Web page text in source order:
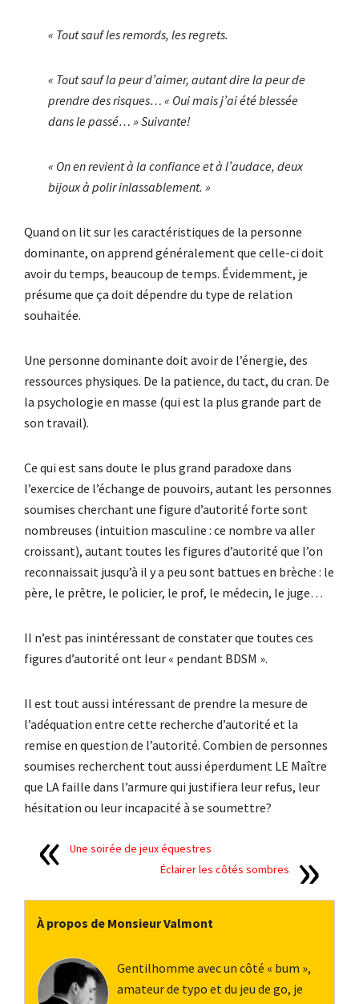
« Tout sauf les remords, les regrets.
« Tout sauf la peur d’aimer, autant dire la peur de
prendre des risques… « Oui mais j’ai été blessée
dans le passé… » Suivante!
« On en revient à la confiance et à l’audace, deux
bijoux à polir inlassablement. »
Quand on lit sur les caractéristiques de la personne
dominante, on apprend généralement que celle-ci doit
avoir du temps, beaucoup de temps. Évidemment, je
présume que ça doit dépendre du type de relation
souhaitée.
Une personne dominante doit avoir de l’énergie, des
ressources physiques. De la patience, du tact, du cran. De
la psychologie en masse (qui est la plus grande part de
son travail).
Ce qui est sans doute le plus grand paradoxe dans
l’exercice de l’échange de pouvoirs, autant les personnes
soumises cherchant une figure d’autorité forte sont
nombreuses (intuition masculine : ce nombre va aller
croissant), autant toutes les figures d’autorité que l’on
reconnaissait jusqu’à il y a peu sont battues en brèche : le
père, le prêtre, le policier, le prof, le médecin, le juge…
Il n’est pas inintéressant de constater que toutes ces
figures d’autorité ont leur « pendant BDSM ».
Il est tout aussi intéressant de prendre la mesure de
l’adéquation entre cette recherche d’autorité et la
remise en question de l’autorité. Combien de personnes
soumises recherchent tout aussi éperdument LE Maître
que LA faille dans l’armure qui justifiera leur refus, leur
hésitation ou leur incapacité à se soumettre?
Une soirée de jeux équestres
Éclairer les côtés sombres
À propos de Monsieur Valmont
Gentilhomme avec un côté « bum »,
amateur de typo et du jeu de go, je